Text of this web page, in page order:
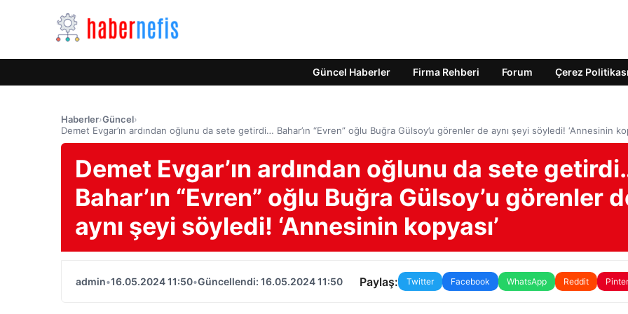
Güncel Haberler Firma Rehberi Forum Çerez
Haberler›Güncel›
Demet Evgar’ın ardından oğlunu da sete getirdi… Bahar’ın “Evren” oğlu Buğra Gülsoy’u görenler de aynı şeyi söyledi! ‘Annesinin
Demet Evgar’ın ardından oğlunu da sete
Bahar’ın “Evren” oğlu Buğra Gülsoy’u görenler
aynı şeyi söyledi! ‘Annesinin kopyası’
admin•16.05.2024 11:50•Güncellendi: 16.05.2024 11:50 Paylaş: Twitter Facebook WhatsApp Reddit